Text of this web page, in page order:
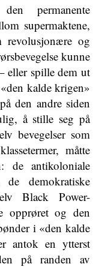
permanente
supermaktene,
revolusjonære og
kunne
eller spille dem ut
kalde krigen»
den andre siden
å stille seg på
bevegelser som
måtte
de antikoloniale
demokratiske
Black Power-
opprøret og den
i «den kalde
antok en ytterst
på randen av